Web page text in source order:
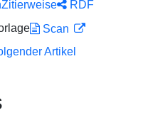
Zitierweise
RDF
Scan
Artikel